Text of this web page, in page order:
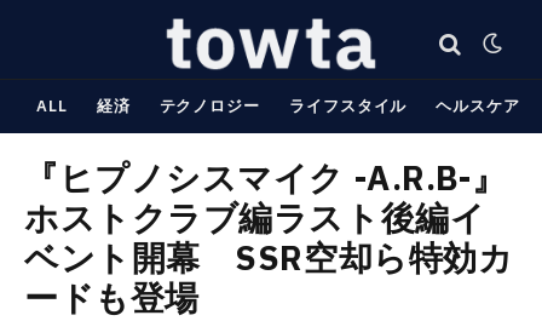
ALL 経済 テクノロジー ライフスタイル ヘルスケア
『ヒプノシスマイク -A.R.B-』
ホストクラブ編ラスト後編イ
ベント開幕 SSR空却ら特効カ
ードも登場